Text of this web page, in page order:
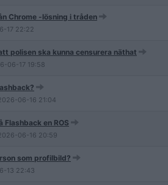
Chrome -lösning i tråden
17 22:22
polisen ska kunna censurera näthat
06-17 19:58
06-16 21:04
Flashback en ROS
06-16 20:59
som profilbild?
13 22:43